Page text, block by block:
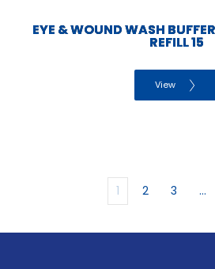
EYE & WOUND WASH
REFILL 15
View
1 2 3 …